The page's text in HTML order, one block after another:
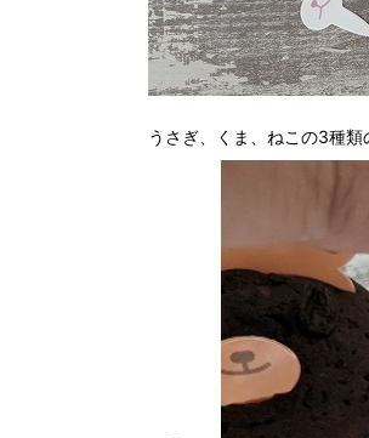
うさぎ、くま、ねこの3種